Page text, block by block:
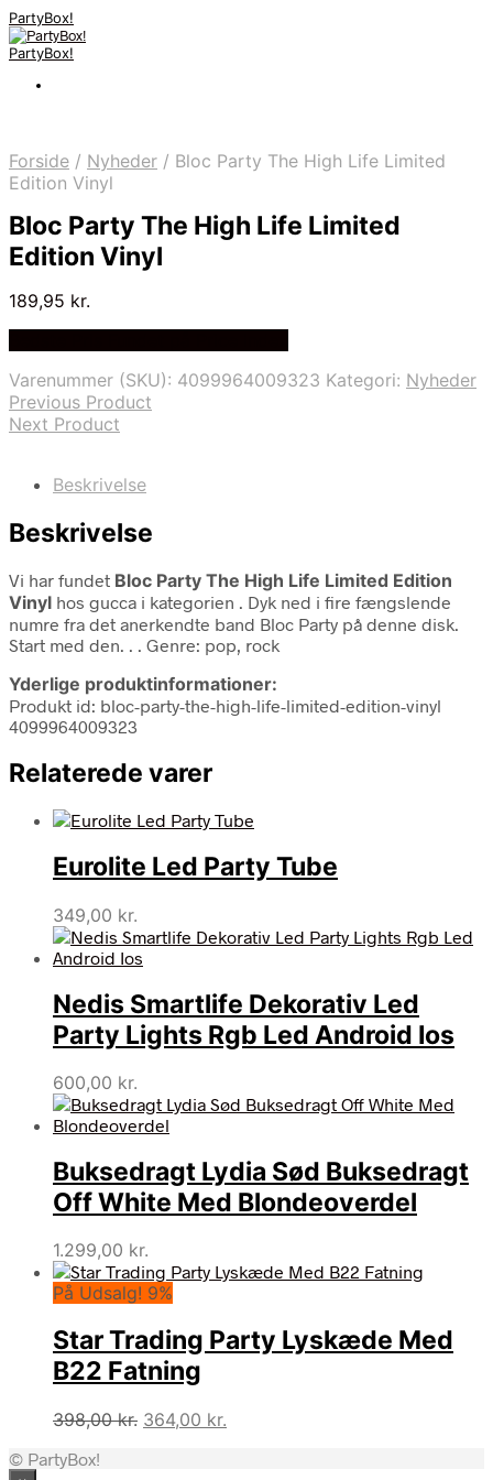
PartyBox!
PartyBox!
Forside / Nyheder / Bloc Party The High Life Limited
Edition Vinyl
Bloc Party The High Life Limited
Edition Vinyl
189,95 kr.
Varenummer (SKU): 4099964009323 Kategori: Nyheder
Previous Product
Next Product
Beskrivelse
Beskrivelse
Vi har fundet Bloc Party The High Life Limited Edition
Vinyl hos gucca i kategorien . Dyk ned i fire fængslende
numre fra det anerkendte band Bloc Party på denne disk.
Start med den. . . Genre: pop, rock
Yderlige produktinformationer:
Produkt id: bloc-party-the-high-life-limited-edition-vinyl
4099964009323
Relaterede varer
Eurolite Led Party Tube
349,00 kr.
Nedis Smartlife Dekorativ Led
Party Lights Rgb Led Android Ios
600,00 kr.
Buksedragt Lydia Sød Buksedragt
Off White Med Blondeoverdel
1.299,00 kr.
På Udsalg! 9%
Star Trading Party Lyskæde Med
B22 Fatning
398,00kr. Den
364,00 kr.
© PartyBox!